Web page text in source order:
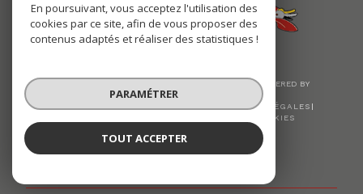
© 2026 | TOUS DROITS RÉSERVÉS | TRADUCTION POWERED BY
GOOGLE |
NOS HONORAIRES
PLAN DU SITE
MENTIONS LÉGALES
COOKIES
En poursuivant, vous acceptez l'utilisation des
cookies par ce site, afin de vous proposer des
contenus adaptés et réaliser des statistiques !
PARAMÉTRER
TOUT ACCEPTER